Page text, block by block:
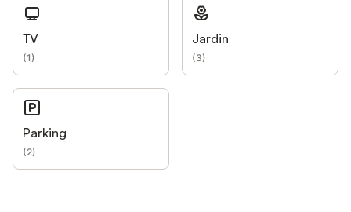
TV
(1)
Jardin
(3)
Parking
(2)